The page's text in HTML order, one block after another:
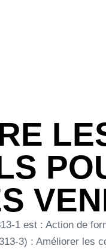
1 est : Action de
3) : Améliorer les